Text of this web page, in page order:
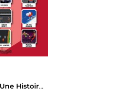
Arcade 2 : Une Histoire Des Jeux D'arcade A Travers Les Ages